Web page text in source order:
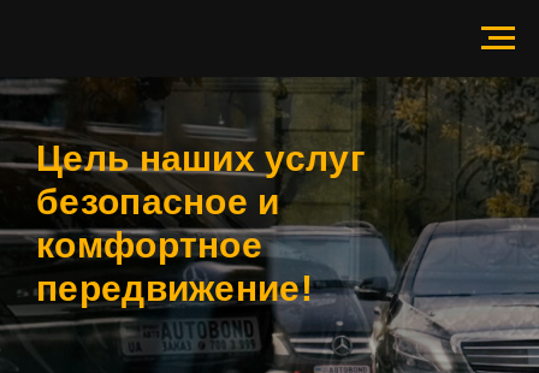
Цель наших услуг
безопасное и
комфортное
передвижение!